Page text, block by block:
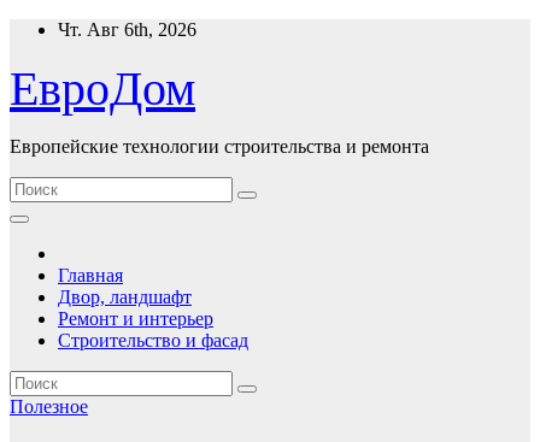
Перейти
содержимому
Чт. Авг 6th, 2026
ЕвроДом
Европейские технологии строительства и ремонта
Главная
Двор, ландшафт
Ремонт и интерьер
Строительство и фасад
Полезнoe